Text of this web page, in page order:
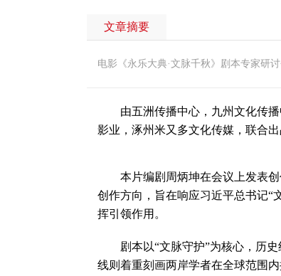
文章摘要
电影《永乐大典·文脉千秋》剧本专家研
由五洲传播中心，九州文化传播
影业，涿州米又多文化传媒，联合
本片编剧周炳坤在会议上发表创
创作方向，旨在响应习近平总书记“
挥引领作用。
剧本以“文脉守护”为核心，历史
线则着重刻画两岸学者在全球范围